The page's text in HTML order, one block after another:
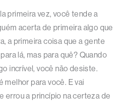
primeira vez, você tende a
acerta de primeira algo que
a primeira coisa que a gente
lá, mas para quê? Quando
incrível, você não desiste.
melhor para você. E vai
errou a princípio na certeza de